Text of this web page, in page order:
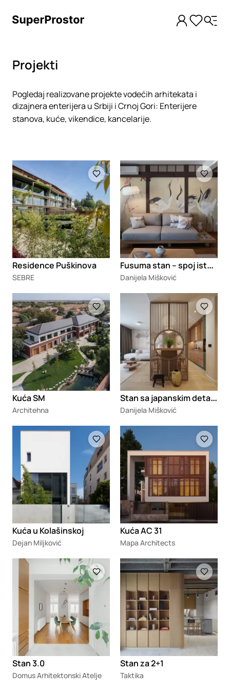
Projekti
Pogledaj realizovane projekte vodećih arhitekata i
dizajnera enterijera u Srbiji i Crnoj Gori: Enterijere
stanova, kuće, vikendice, kancelarije.
Loading
Residence Puškinova
SEBRE
Loading
F
usuma stan – spoj istoka i zapada
Danijela Mišković
Loading
Kuća SM
Architehna
Loading
S
tan sa japanskim detaljima
Danijela Mišković
Loading
Kuća u Kolašinskoj
Dejan Miljković
Loading
Kuća AC 31
Mapa Architects
Loading
Stan 3.0
Domus Arhitektonski Atelje
Loading
Stan za 2+1
Taktika